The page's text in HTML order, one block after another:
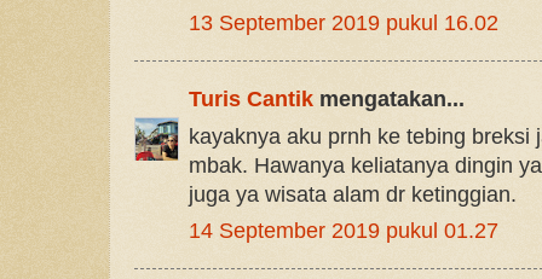
13 September 2019 pukul 16.02
Turis Cantik mengatakan...
kayaknya aku prnh ke tebing breksi
mbak. Hawanya keliatanya dingin
juga ya wisata alam dr ketinggian.
14 September 2019 pukul 01.27